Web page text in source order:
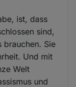
ist, dass
sind,
brauchen. Sie
Und mit
Welt
und